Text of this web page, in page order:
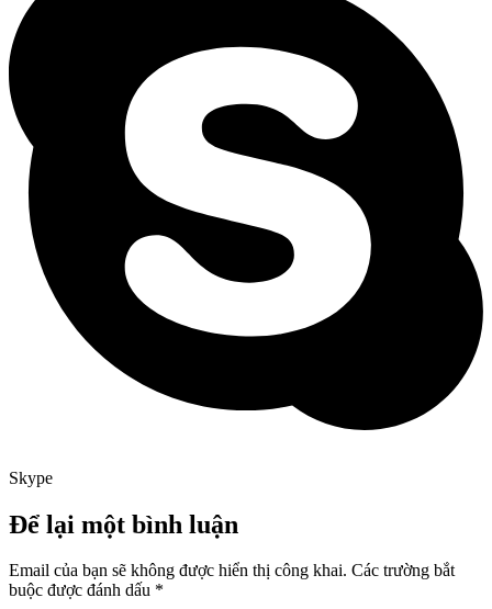
Skype
Để lại một bình luận
Email của bạn sẽ không được hiển thị công khai. Các trường bắt
buộc được đánh dấu *